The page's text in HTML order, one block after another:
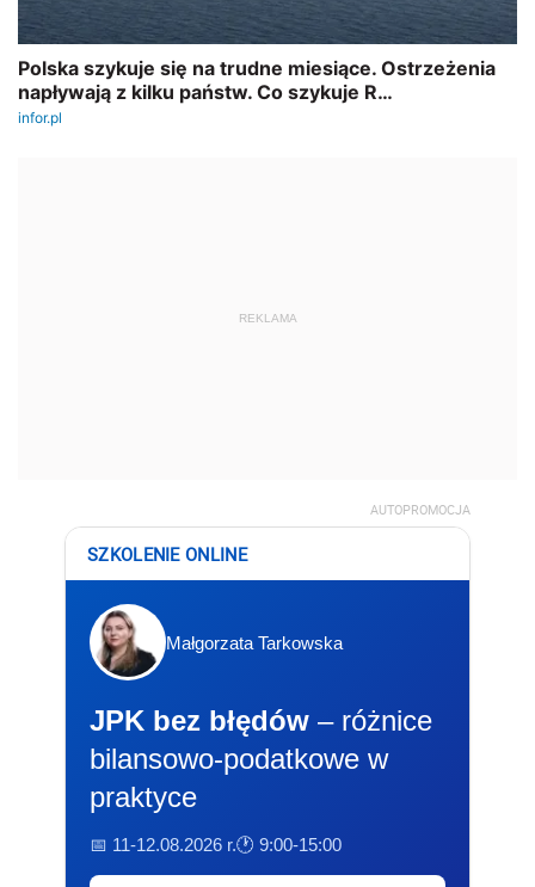
REKLAMA
AUTOPROMOCJA
SZKOLENIE ONLINE
Małgorzata Tarkowska
JPK bez błędów – różnice
bilansowo-podatkowe w
praktyce
📅 11-12.08.2026 r.🕐 9:00-15:00